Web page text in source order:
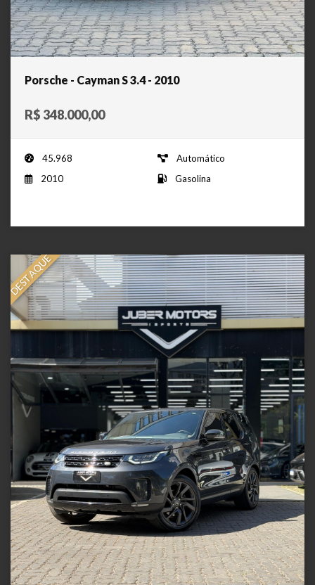
Porsche - Cayman S 3.4 - 2010
R$ 348.000,00
45.968
Automático
2010
Gasolina
DESTAQUE